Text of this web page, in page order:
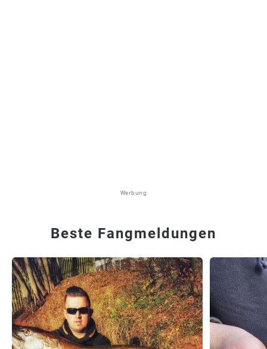
Werbung
Beste Fangmeldungen